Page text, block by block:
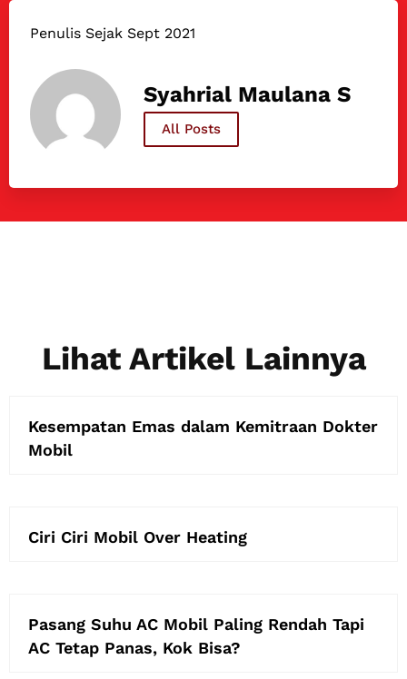
Penulis Sejak Sept 2021
Syahrial Maulana S
All Posts
Lihat Artikel Lainnya
Kesempatan Emas dalam Kemitraan Dokter
Mobil
Ciri Ciri Mobil Over Heating
Pasang Suhu AC Mobil Paling Rendah Tapi
AC Tetap Panas, Kok Bisa?